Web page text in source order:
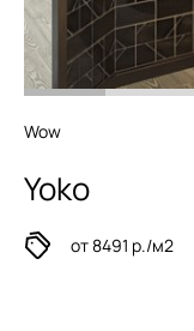
Wow
Yoko
от 8491 р./м2